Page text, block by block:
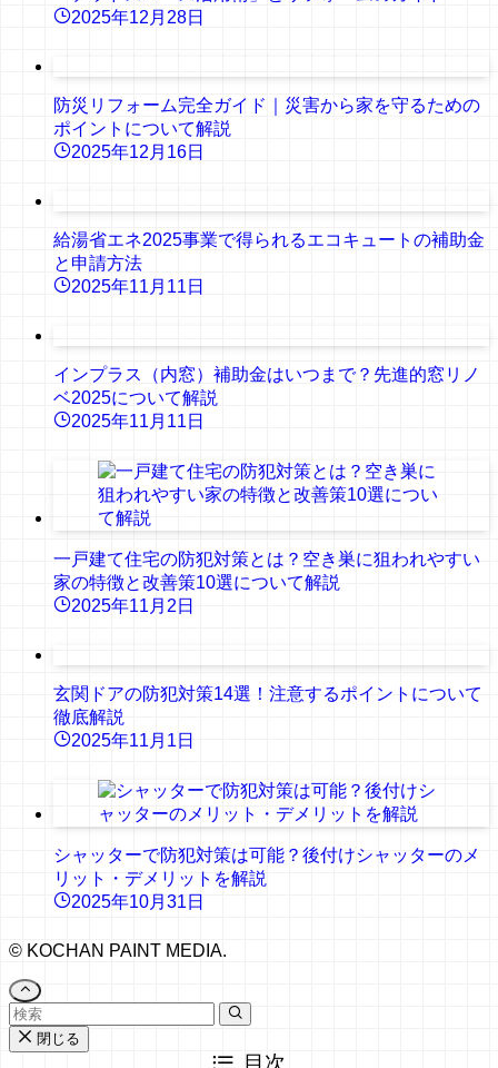
2025年12月28日
防災リフォーム完全ガイド｜災害から家を守るための
ポイントについて解説
2025年12月16日
給湯省エネ2025事業で得られるエコキュートの補助金
と申請方法
2025年11月11日
インプラス（内窓）補助金はいつまで？先進的窓リノ
ベ2025について解説
2025年11月11日
一戸建て住宅の防犯対策とは？空き巣に狙われやすい
家の特徴と改善策10選について解説
2025年11月2日
玄関ドアの防犯対策14選！注意するポイントについて
徹底解説
2025年11月1日
シャッターで防犯対策は可能？後付けシャッターのメ
リット・デメリットを解説
2025年10月31日
© KOCHAN PAINT MEDIA.
閉じる
目次